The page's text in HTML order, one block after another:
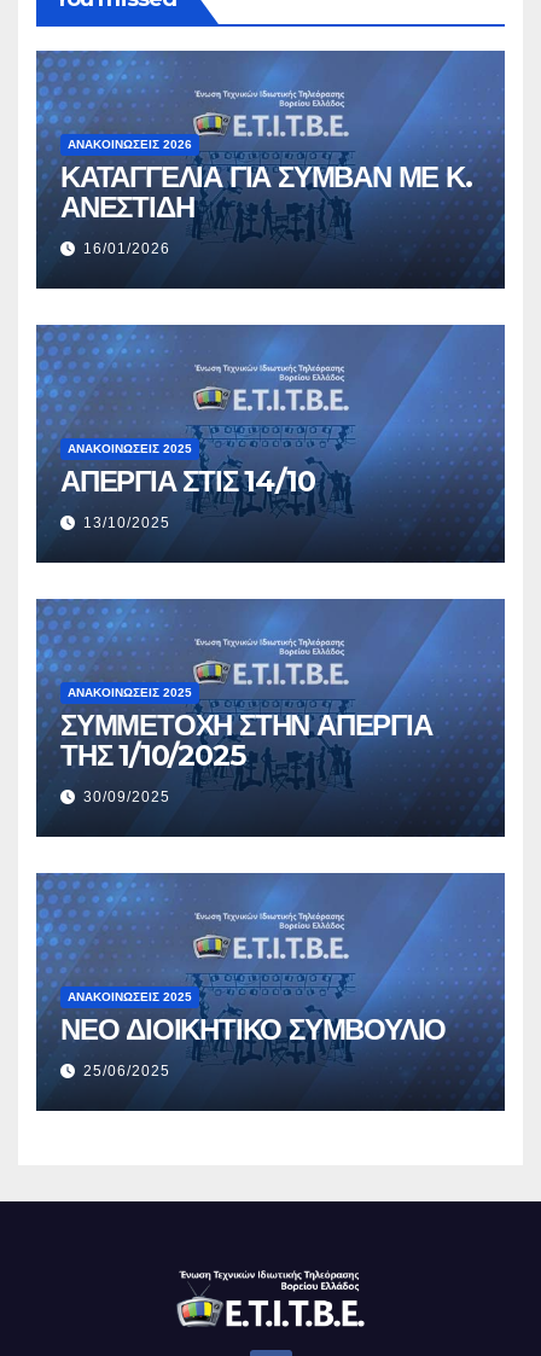
ΑΝΑΚΟΙΝΏΣΕΙΣ 2026
ΚΑΤΑΓΓΕΛΙΑ ΓΙΑ ΣΥΜΒΑΝ ΜΕ Κ.
ΑΝΕΣΤΙΔΗ
16/01/2026
ΑΝΑΚΟΙΝΏΣΕΙΣ 2025
ΑΠΕΡΓΙΑ ΣΤΙΣ 14/10
13/10/2025
ΑΝΑΚΟΙΝΏΣΕΙΣ 2025
ΣΥΜΜΕΤΟΧΗ ΣΤΗΝ ΑΠΕΡΓΙΑ
ΤΗΣ 1/10/2025
30/09/2025
ΑΝΑΚΟΙΝΏΣΕΙΣ 2025
ΝΕΟ ΔΙΟΙΚΗΤΙΚΟ ΣΥΜΒΟΥΛΙΟ
25/06/2025